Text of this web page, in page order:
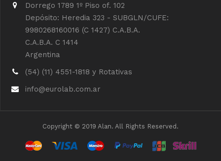
Dorrego 1789 1º Piso of. 102
Depósito: Heredia 323 - SUBGLN/CUFE:
9980268160016 (C 1427) C.A.B.A.
C.A.B.A. C 1414
Argentina
(54) (11) 4551-1818 y Rotativas
info@eurolab.com.ar
Copyright © 2019 Alan. All Rights Reserved.